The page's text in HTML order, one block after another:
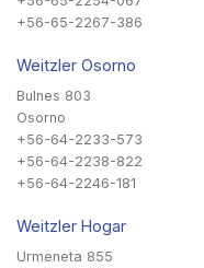
+56-65-2267-386
Weitzler Osorno
Bulnes 803
Osorno
+56-64-2233-573
+56-64-2238-822
+56-64-2246-181
Weitzler Hogar
Urmeneta 855